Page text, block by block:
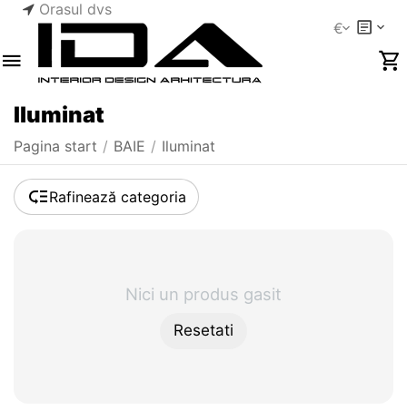
Orasul dvs
€
Iluminat
Pagina start / BAIE / Iluminat
Rafinează categoria
Nici un produs gasit
Resetati